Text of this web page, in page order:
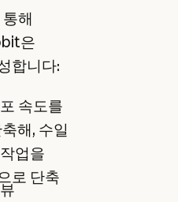
해
은
합니다:
속도를
해, 수일
업을
로 단축